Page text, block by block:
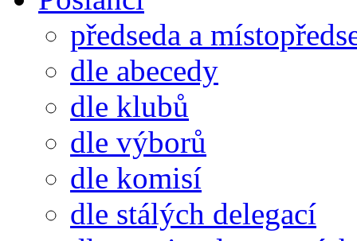
předseda a
dle abecedy
dle klubů
dle výborů
dle komisí
dle stálých delegací